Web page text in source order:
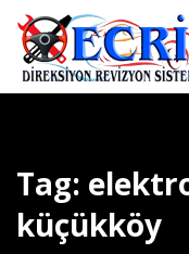
Tag:
küçükköy